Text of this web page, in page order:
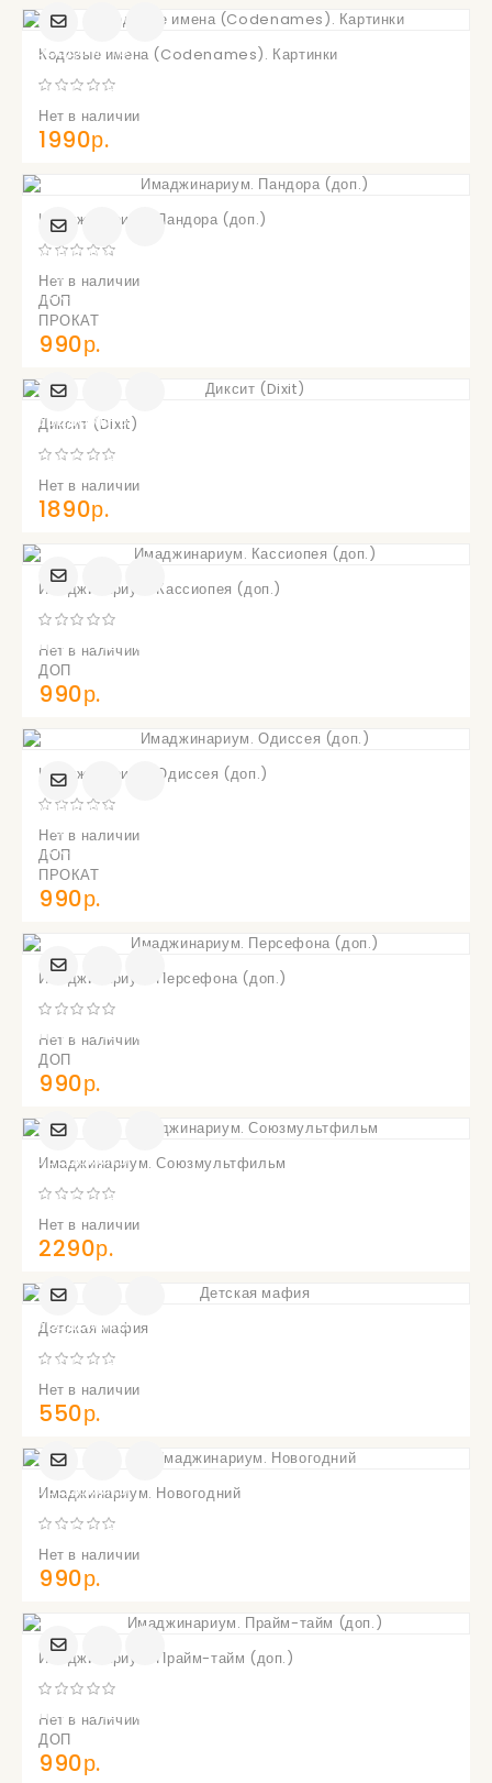
Кодовые имена (Codenames). Картинки
Нет в наличии
1990р.
УВЕДОМИТЬ
ПОСТУПЛЕНИИ
Имаджинариум. Пандора (доп.)
Нет в наличии
ДОП
ПРОКАТ
990р.
УВЕДОМИТЬ
О
ПОСТУПЛЕНИИ
Диксит (Dixit)
Нет в наличии
1890р.
УВЕДОМИТЬ
ПОСТУПЛЕНИИ
Имаджинариум. Кассиопея (доп.)
Нет в наличии
ДОП
990р.
О
ПОСТУПЛЕНИИ
Имаджинариум. Одиссея (доп.)
Нет в наличии
ДОП
ПРОКАТ
990р.
УВЕДОМИТЬ
О
ПОСТУПЛЕНИИ
Имаджинариум. Персефона (доп.)
Нет в наличии
ДОП
990р.
О
ПОСТУПЛЕНИИ
Имаджинариум. Союзмультфильм
Нет в наличии
2290р.
УВЕДОМИТЬ
ПОСТУПЛЕНИИ
Детская мафия
Нет в наличии
550р.
УВЕДОМИТЬ
ПОСТУПЛЕНИИ
Имаджинариум. Новогодний
Нет в наличии
990р.
УВЕДОМИТЬ
ПОСТУПЛЕНИИ
Имаджинариум. Прайм-тайм (доп.)
Нет в наличии
ДОП
990р.
О
ПОСТУПЛЕНИИ